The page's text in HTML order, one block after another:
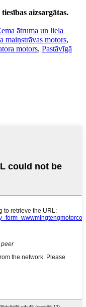
aizsargātas.
ātruma un liela
maiņstrāvas motors,
motors, Pastāvīgā